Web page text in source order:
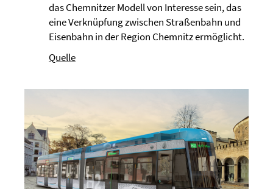
das Chemnitzer Modell von Interesse sein, das
eine Verknüpfung zwischen Straßenbahn und
Eisenbahn in der Region Chemnitz ermöglicht.
Quelle